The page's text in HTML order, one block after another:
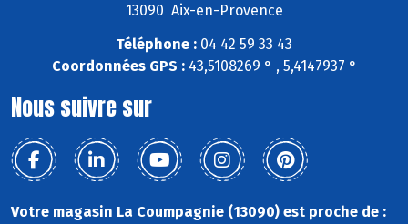
13090 Aix-en-Provence
Téléphone : 04 42 59 33 43
Coordonnées GPS :43,5108269 ° , 5,4147937 °
Nous suivre sur
Votre magasin La Coumpagnie (13090) est proche de :